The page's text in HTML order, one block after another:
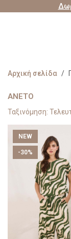
Αρχική σελίδα /
ΆΝΕΤΟ
NEW
-30%